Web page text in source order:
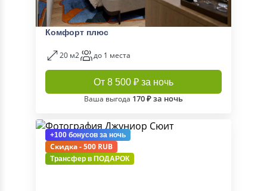
Комфорт плюс
20 м2 до 1 места
От 8 500 ₽ за ночь
Ваша выгода 170 ₽ за ночь
+100 бонусов за ночь
Скидка - 500 RUB
Трансфер в ПОДАРОК